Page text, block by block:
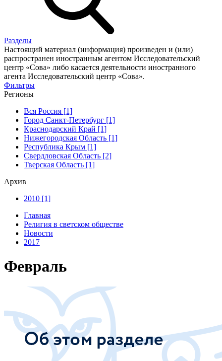
Разделы
Настоящий материал (информация) произведен и (или)
распространен иностранным агентом Исследовательский
центр «Сова» либо касается деятельности иностранного
агента Исследовательский центр «Сова».
Фильтры
Регионы
Вся Россия [1]
Город Санкт-Петербург [1]
Краснодарский Край [1]
Нижегородская Область [1]
Республика Крым [1]
Свердловская Область [2]
Тверская Область [1]
Архив
2010 [1]
Главная
Религия в светском обществе
Новости
2017
Февраль